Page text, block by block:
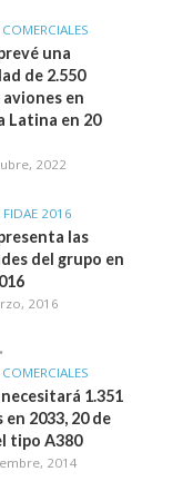
una
de 2.550
en
Latina en 20
2022
FIDAE 2016
las
del grupo en
2016
•
necesitará 1.351
en 2033, 20 de
tipo A380
2014